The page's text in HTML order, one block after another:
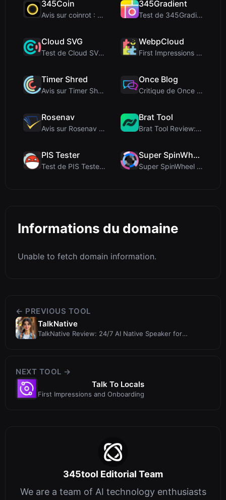
345Coin
Avis sur coinrot : Un simulateur de lancer de pièc...
345Gradient
Test de 345Gradient : un générateur de dégradés 2K...
Cloud SVG
Test de Cloud SVG : Convertisseur d'images gratuit...
WebpCloud
First Impressions of WebpCloud's In-Browser Image ...
Timer Shred
Avis sur Timer Shred : Un minuteur plein écran gra...
Once Blog
Critique de Once Blog : Articles éphémères et part...
Rosenav
Avis sur Rosenav : Outil gratuit en ligne de vérif...
Brat Tool
Brat Tool Review: Free Charli XCX Style Brat Text ...
PIS Tester
Test de PIS Tester : Le quiz d’amitié sans IA qui ...
Super SpinWheel
Super SpinWheel Review: A Privacy-First Free Wheel...
Informations du domaine
Unable to fetch domain information.
← PREVIOUS TOOL
TalkNative
TalkNative Review: 24/7 AI Native Speaker for
NEXT TOOL →
Talk To Locals
First Impressions and Onboarding
345tool Editorial Team
We are a team of AI technology enthusiasts